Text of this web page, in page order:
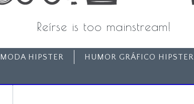
Reírse is too mainstream!
MODA HIPSTER HUMOR GRÁFICO HIPSTER